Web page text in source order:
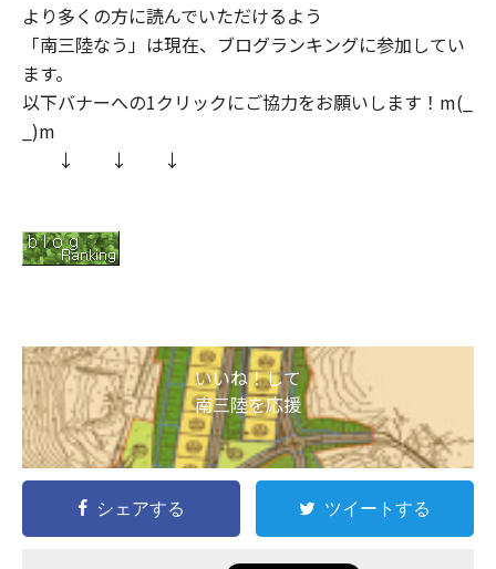
より多くの方に読んでいただけるよう
「南三陸なう」は現在、ブログランキングに参加してい
ます。
以下バナーへの1クリックにご協力をお願いします！m(_
_)m
↓ ↓ ↓
いいね！して
南三陸を応援
シェアする ツイートする